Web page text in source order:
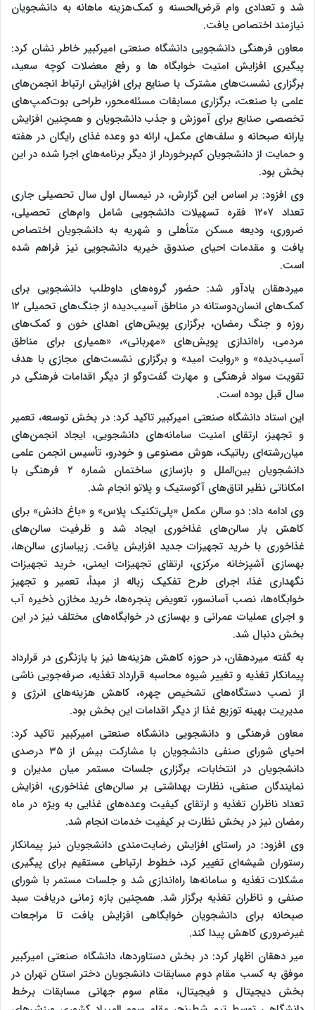
شد و تعدادی وام قرض‌الحسنه و کمک‌هزینه ماهانه به دانشجویان
نیازمند اختصاص یافت.
معاون فرهنگی دانشجویی دانشگاه صنعتی امیرکبیر خاطر نشان کرد:
پیگیری افزایش امنیت خوابگاه ها و رفع معضلات کوچه سعید،
برگزاری نشست‌های مشترک با صنایع برای افزایش ارتباط انجمن‌های
علمی با صنعت، برگزاری مسابقات مسئله‌محور، طراحی بوت‌کمپ‌های
تخصصی صنایع برای آموزش و جذب دانشجویان و همچنین افزایش
یارانه صبحانه و سلف‌های مکمل، ارائه دو وعده غذای رایگان در هفته
و حمایت از دانشجویان کم‌برخوردار از دیگر برنامه‌های اجرا شده در این
بخش بود.
وی افزود: بر اساس این گزارش، در نیمسال اول سال تحصیلی جاری
تعداد ۱۲۰۷ فقره تسهیلات دانشجویی شامل وام‌های تحصیلی،
ضروری، ودیعه مسکن متأهلی و شهریه به دانشجویان اختصاص
یافت و مقدمات احیای صندوق خیریه دانشجویی نیز فراهم شده
است.
میردهقان یادآور شد: حضور گروه‌های داوطلب دانشجویی برای
کمک‌های انسان‌دوستانه در مناطق آسیب‌دیده از جنگ‌های تحمیلی ۱۲
روزه و جنگ رمضان، برگزاری پویش‌های اهدای خون و کمک‌های
مردمی، راه‌اندازی پویش‌های «مهربانی»، «همیاری برای مناطق
آسیب‌دیده» و «روایت امید» و برگزاری نشست‌های مجازی با هدف
تقویت سواد فرهنگی و مهارت گفت‌وگو از دیگر اقدامات فرهنگی در
سال قبل بوده است.
این استاد دانشگاه صنعتی امیرکبیر تاکید کرد: در بخش توسعه، تعمیر
و تجهیز، ارتقای امنیت سامانه‌های دانشجویی، ایجاد انجمن‌های
میان‌رشته‌ای رباتیک، هوش مصنوعی و خودرو، تأسیس انجمن علمی
دانشجویان بین‌الملل و بازسازی ساختمان شماره ۲ فرهنگی با
امکاناتی نظیر اتاق‌های آکوستیک و پلاتو انجام شد.
وی ادامه داد: دو سالن مکمل «پلی‌تکنیک پلاس» و «باغ دانش» برای
کاهش بار سالن‌های غذاخوری ایجاد شد و ظرفیت سالن‌های
غذاخوری با خرید تجهیزات جدید افزایش یافت. زیباسازی سالن‌ها،
بهسازی آشپزخانه مرکزی، ارتقای تجهیزات ایمنی، خرید تجهیزات
نگهداری غذا، اجرای طرح تفکیک زباله از مبدأ، تعمیر و تجهیز
خوابگاه‌ها، نصب آسانسور، تعویض پنجره‌ها، خرید مخازن ذخیره آب
و اجرای عملیات عمرانی و بهسازی در خوابگاه‌های مختلف نیز در این
بخش دنبال شد.
به گفته میردهقان، در حوزه کاهش هزینه‌ها نیز با بازنگری در قرارداد
پیمانکار تغذیه و تغییر شیوه محاسبه قرارداد تغذیه، صرفه‌جویی ناشی
از نصب دستگاه‌های تشخیص چهره، کاهش هزینه‌های انرژی و
مدیریت بهینه توزیع غذا از دیگر اقدامات این بخش بود.
معاون فرهنگی و دانشجویی دانشگاه صنعتی امیرکبیر تاکید کرد:
احیای شورای صنفی دانشجویان با مشارکت بیش از ۳۵ درصدی
دانشجویان در انتخابات، برگزاری جلسات مستمر میان مدیران و
نمایندگان صنفی، نظارت بهداشتی بر سالن‌های غذاخوری، افزایش
تعداد ناظران تغذیه و ارتقای کیفیت وعده‌های غذایی به ویژه در ماه
رمضان نیز در بخش نظارت بر کیفیت خدمات انجام شد.
وی افزود: در راستای افزایش رضایت‌مندی دانشجویان نیز پیمانکار
رستوران شیشه‌ای تغییر کرد، خطوط ارتباطی مستقیم برای پیگیری
مشکلات تغذیه و سامانه‌ها راه‌اندازی شد و جلسات مستمر با شورای
صنفی و ناظران تغذیه برگزار شد. همچنین بازه زمانی دریافت سبد
صبحانه برای دانشجویان خوابگاهی افزایش یافت تا مراجعات
غیرضروری کاهش پیدا کند.
میر دهقان اظهار کرد: در بخش دستاوردها، دانشگاه صنعتی امیرکبیر
موفق به کسب مقام دوم مسابقات دانشجویان دختر استان تهران در
بخش دیجیتال و فیجیتال، مقام سوم جهانی مسابقات برخط